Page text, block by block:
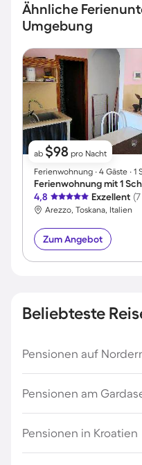
Ähnliche
Umgebung
ab $98 pro Nacht
Ferienwohnung ∙ 4 Gäste ∙
4,8
Exzellent
Arezzo, Toskana, Italien
Zum Angebot
Beliebteste
Pensionen auf
Pensionen am
Pensionen in Kroatien